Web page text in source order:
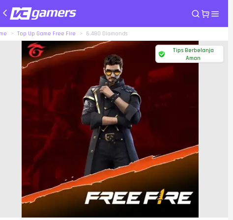
Top Up Game Free Fire 6.480 Diamonds
Tips Berbelanja
Aman